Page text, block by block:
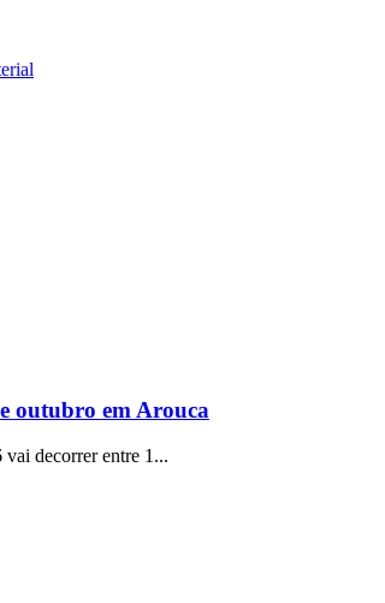
outubro em Arouca
decorrer entre 1...